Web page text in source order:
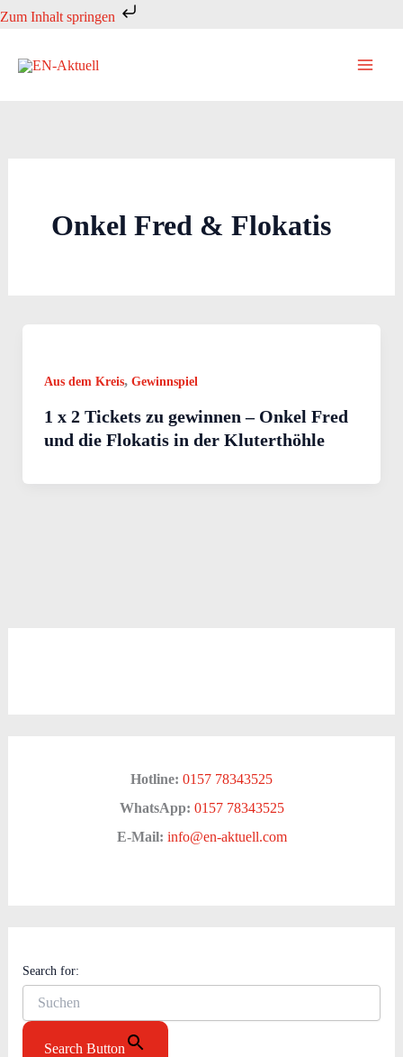
Zum Inhalt springen
Zum
springen
Onkel Fred & Flokatis
Aus dem Kreis, Gewinnspiel
1 x 2 Tickets zu gewinnen – Onkel Fred
und die Flokatis in der Kluterthöhle
Hotline: 0157 78343525
WhatsApp: 0157 78343525
E-Mail: info@en-aktuell.com
Search for:
Search Button